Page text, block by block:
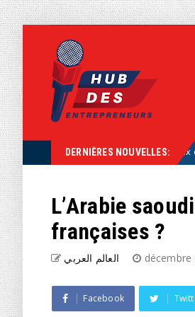
DERNIÈRES NOUVELLES:
partie de la solution, aux côtés des
L’Arabie
françaises ?
العالم العربي décembre
Facebook